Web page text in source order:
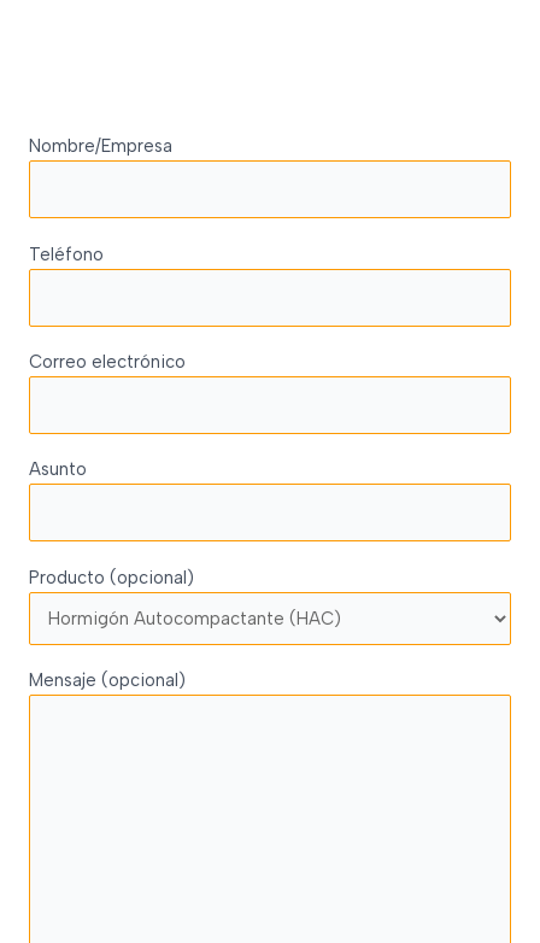
Nombre/Empresa
Teléfono
Correo electrónico
Asunto
Producto (opcional)
Mensaje (opcional)